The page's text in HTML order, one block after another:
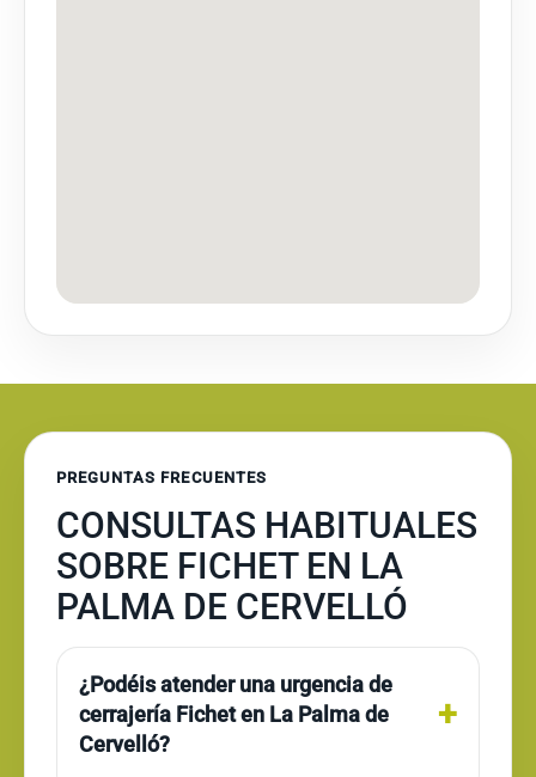
PREGUNTAS FRECUENTES
CONSULTAS HABITUALES
SOBRE FICHET EN LA
PALMA DE CERVELLÓ
¿Podéis atender una urgencia de
cerrajería Fichet en La Palma de
Cervelló?